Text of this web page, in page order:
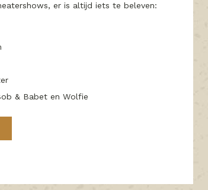
er is altijd iets te beleven:
& Babet en Wolfie